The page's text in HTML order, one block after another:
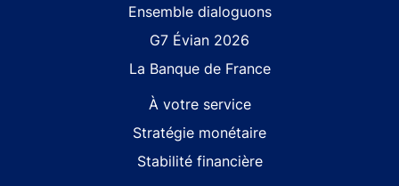
Ensemble dialoguons
G7 Évian 2026
La Banque de France
À votre service
Stratégie monétaire
Stabilité financière